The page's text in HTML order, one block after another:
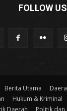
FOLLOW US
Berita Utama
Hukum & Kriminal
Daerah Politik dan